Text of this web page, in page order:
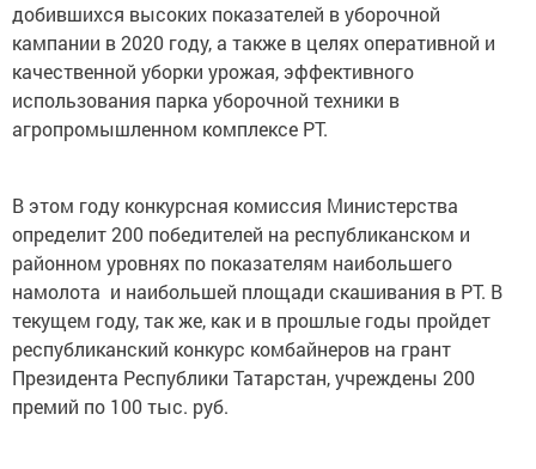
добившихся высоких показателей в уборочной
кампании в 2020 году, а также в целях оперативной и
качественной уборки урожая, эффективного
использования парка уборочной техники в
агропромышленном комплексе РТ.
В этом году конкурсная комиссия Министерства
определит 200 победителей на республиканском и
районном уровнях по показателям наибольшего
намолота и наибольшей площади скашивания в РТ. В
текущем году, так же, как и в прошлые годы пройдет
республиканский конкурс комбайнеров на грант
Президента Республики Татарстан, учреждены 200
премий по 100 тыс. руб.